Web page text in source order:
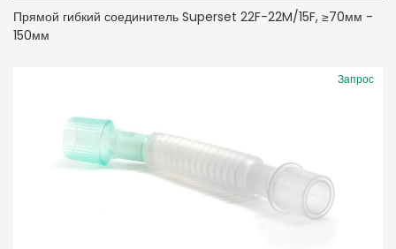
Прямой гибкий соединитель Superset 22F-22M/15F, ≥70мм -
150мм
Запрос